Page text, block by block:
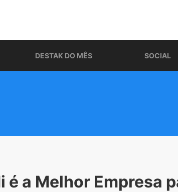
DESTAK DO MÊS SOCIAL
é a Melhor Empresa